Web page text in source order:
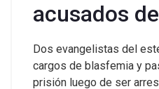
acusados
Dos evangelistas del
cargos de blasfemia y
prisión luego de ser